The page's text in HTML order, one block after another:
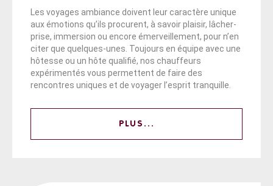
Les voyages ambiance doivent leur caractère unique
aux émotions qu’ils procurent, à savoir plaisir, lâcher-
prise, immersion ou encore émerveillement, pour n’en
citer que quelques-unes. Toujours en équipe avec une
hôtesse ou un hôte qualifié, nos chauffeurs
expérimentés vous permettent de faire des
rencontres uniques et de voyager l’esprit tranquille.
PLUS...